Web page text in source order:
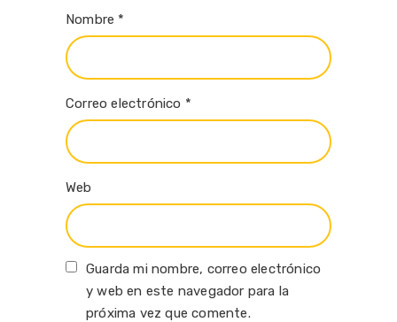
Nombre *
Correo electrónico *
Web
Guarda mi nombre, correo electrónico
y web en este navegador para la
próxima vez que comente.